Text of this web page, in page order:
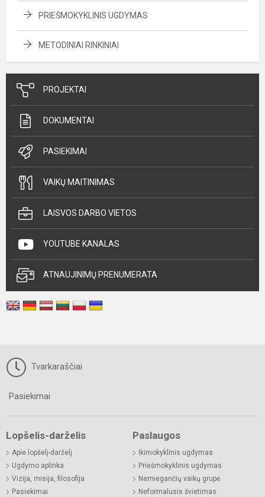
PRIEŠMOKYKLINIS UGDYMAS
METODINIAI RINKINIAI
PROJEKTAI
DOKUMENTAI
PASIEKIMAI
VAIKŲ MAITINIMAS
LAISVOS DARBO VIETOS
YOUTUBE KANALAS
ATNAUJINIMŲ PRENUMERATA
Tvarkaraščiai
Pasiekimai
Lopšelis-darželis
Apie lopšelį-darželį
Ugdymo aplinka
Vizija, misija, filosofija
Pasiekimai
Paslaugos
Ikimokyklinis ugdymas
Priešmokyklinis ugdymas
Nemiegančių vaikų grupė
Neformalusis švietimas